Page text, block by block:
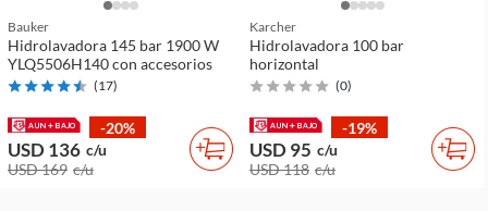
Bauker
Hidrolavadora 145 bar 1900 W
YLQ5506H140 con accesorios
(17)
-20%
USD 136 c/u
USD 169 c/u
Karcher
Hidrolavadora 100 bar
horizontal
(0)
-19%
USD 95 c/u
USD 118 c/u